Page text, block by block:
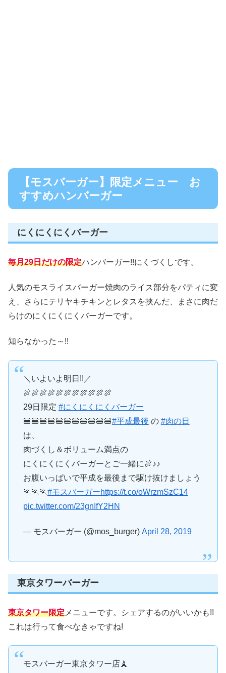
【モスバーガー】限定メニュー お
すすめハンバーガー
にくにくにくバーガー
毎月29日だけの限定ハンバーガー!!にくづくしです。
人気のモスライスバーガー焼肉のライス部分をパティに変
え、さらにテリヤキチキンとレタスを挟んだ、まさに肉だ
らけのにくにくにくバーガーです。
知らなかった～!!
＼いよいよ明日!!／
🍖🍖🍖🍖🍖🍖🍖🍖🍖🍖🍖
29日限定 #にくにくにくバーガー
🍔🍔🍔🍔🍔🍔🍔🍔🍔🍔🍔#平成最後 の #肉の日
は、
肉づくし＆ボリューム満点の
にくにくにくバーガーとご一緒に🍖♪♪
お腹いっぱいで平成を最後まで駆け抜けましょう
🏃🏃🏃#モスバーガーhttps://t.co/oWrzmSzC14
pic.twitter.com/23gnIfY2HN
— モスバーガー (@mos_burger) April 28, 2019
東京タワーバーガー
東京タワー限定 メニューです。シェアするのがいいかも!!
これは行って食べなきゃですね!
モスバーガー東京タワー店🗼